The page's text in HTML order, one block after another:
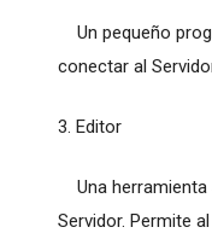
Un pequeño
conectar al
3. Editor
Una herramienta
Servidor. Permite